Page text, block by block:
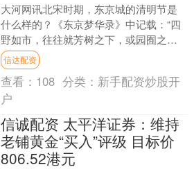
大河网讯北宋时期，东京城的清明节是
什么样的？《东京梦华录》中记载：“四
野如市，往往就芳树之下，或园囿之
间，罗列杯盘，互相劝酬。都城之歌儿
舞女，遍满园亭，抵暮而归....
信达配资
查看： 108 分类： 新手配资炒股开
户
信诚配资 太平洋证券：维持
老铺黄金“买入”评级 目标价
806.52港元